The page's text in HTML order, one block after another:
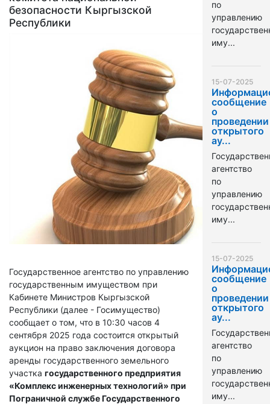
безопасности Кыргызской
Республики
Государственное агентство по управлению
государственным имуществом при
Кабинете Министров Кыргызской
Республики (далее - Госимущество)
сообщает о том, что в 10:30 часов 4
сентября 2025 года состоится открытый
аукцион на право заключения договора
аренды государственного земельного
участка государственного предприятия
«Комплекс инженерных технологий» при
Пограничной службе Государственного
по
управлению
иму...
15-07-2025
сообщение
о
проведении
открытого
ау...
агентство
по
управлению
иму...
15-07-2025
сообщение
о
проведении
открытого
ау...
агентство
по
управлению
иму...